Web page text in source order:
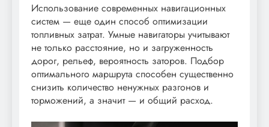
Использование современных навигационных
систем — еще один способ оптимизации
топливных затрат. Умные навигаторы учитывают
не только расстояние, но и загруженность
дорог, рельеф, вероятность заторов. Подбор
оптимального маршрута способен существенно
снизить количество ненужных разгонов и
торможений, а значит — и общий расход.